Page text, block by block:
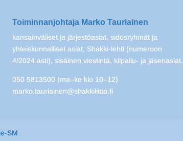
Toiminnanjohtaja Marko Tauriainen
kansainväliset ja järjestöasiat, sidosryhmät ja
yhteiskunnalliset asiat, Shakki-lehti (numeroon
4/2024 asti), sisäinen viestintä, kilpailu- ja jäsenasiat.
050 5813500 (ma–ke klo 10–12)
marko.tauriainen@shakkiliitto.fi
SM